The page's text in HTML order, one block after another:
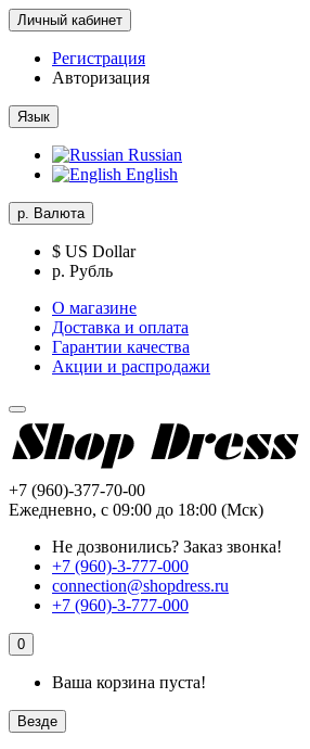
Личный кабинет
Регистрация
Авторизация
Язык
Russian
English
р. Валюта
$ US Dollar
р. Рубль
О магазине
Доставка и оплата
Гарантии качества
Акции и распродажи
+7 (960)-377-70-00
Ежедневно, с 09:00 до 18:00 (Мск)
Не дозвонились? Заказ звонка!
+7 (960)-3-777-000
connection@shopdress.ru
+7 (960)-3-777-000
0
Ваша корзина пуста!
Везде